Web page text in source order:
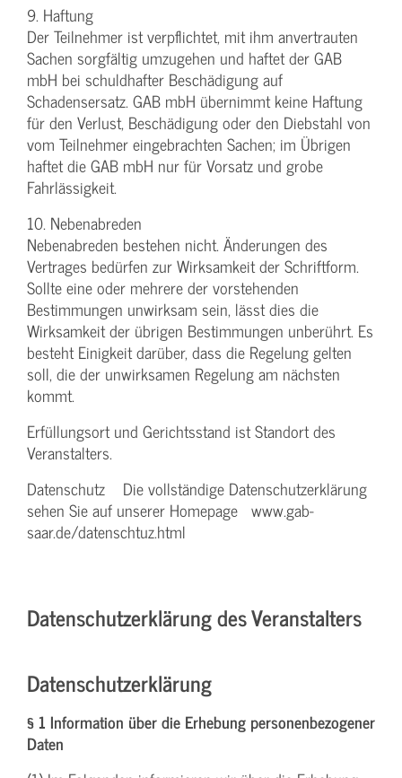
9. Haftung
Der Teilnehmer ist verpflichtet, mit ihm anvertrauten
Sachen sorgfältig umzugehen und haftet der GAB
mbH bei schuldhafter Beschädigung auf
Schadensersatz. GAB mbH übernimmt keine Haftung
für den Verlust, Beschädigung oder den Diebstahl von
vom Teilnehmer eingebrachten Sachen; im Übrigen
haftet die GAB mbH nur für Vorsatz und grobe
Fahrlässigkeit.
10. Nebenabreden
Nebenabreden bestehen nicht. Änderungen des
Vertrages bedürfen zur Wirksamkeit der Schriftform.
Sollte eine oder mehrere der vorstehenden
Bestimmungen unwirksam sein, lässt dies die
Wirksamkeit der übrigen Bestimmungen unberührt. Es
besteht Einigkeit darüber, dass die Regelung gelten
soll, die der unwirksamen Regelung am nächsten
kommt.
Erfüllungsort und Gerichtsstand ist Standort des
Veranstalters.
Datenschutz Die vollständige Datenschutzerklärung
sehen Sie auf unserer Homepage www.gab-
saar.de/datenschtuz.html
Datenschutzerklärung des Veranstalters
Datenschutzerklärung
§ 1 Information über die Erhebung personenbezogener
Daten